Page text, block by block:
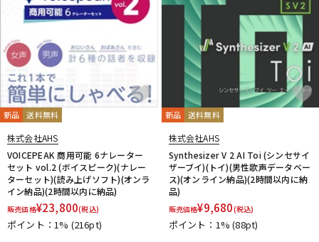
中古 ヴィンテージ
HEAVYOCITY
HEiL SOUND HERCULES
ICON
iConnectivity
IK Multimedia
Ikebe Original
IMAGE LINE SOFTWARE
Inspired Acoustics
INTERNET
iZotope
K-N
KAWAI KAWAII FUTURESAMPLES KENTON
Kikutani
Klevgrand
LEWITT Lexicon
moog
MOTU
Native Instruments
Nektar Technology
NEUMANN NOVATION Nugen Audio
O-R
OVERLOUD Oyaide PG Music
Plugin Alliance
POLYVERSE Positive Grid
PreSonus
PROJECT SAM
Radial
新品 送料無料
株式会社AHS
VOICEPEAK 商用可能 6ナレーター
セット vol.2 (ボイスピーク)(ナレー
ターセット)(読み上げソフト)(オンラ
イン納品)(2時間以内に納品)
販売価格¥23,800(税込)
ポイント：1% (216pt)
新品 送料無料
株式会社AHS
Synthesizer V 2 AI Toi (シンセサイ
ザーブイ)(トイ)(男性歌声データベー
ス)(オンライン納品)(2時間以内に納
品)
販売価格¥9,680(税込)
ポイント：1%(88pt)